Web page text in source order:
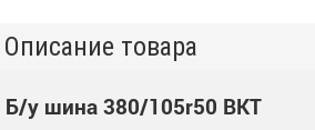
Описание товара
Б/у шина 380/105r50 BKT